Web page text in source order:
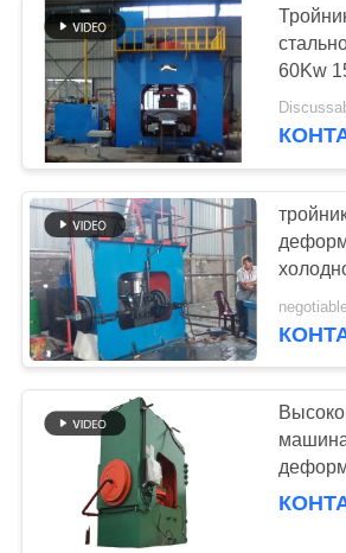
ПРОВЕРКА
КАЧЕСТВА
СВЯЖИТЕСЬ
МЫ
НОВОСТИ
СПРОСИТЕ
ЦИТАТУ
КАРТА
САЙТА
Тройник
машина
бесшовные
фитинги
60Kw
машину